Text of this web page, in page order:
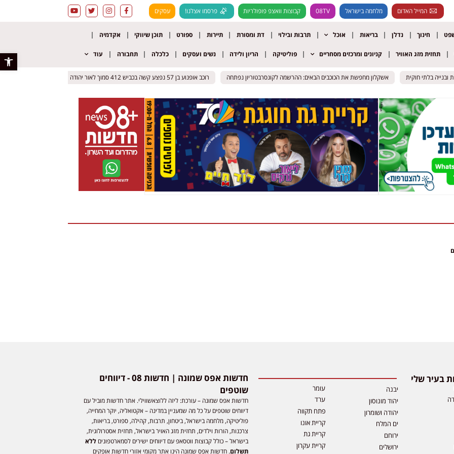
פתח
המייל האדום מלחמה בישראל 08TV קבוצות וואצפ פופולריות פרסמו אצלנו! עסקים
חינוך נדלן בריאות אוכל תרבות ובילוי דת ומסורת תיירות ספורט תוכן שיווקי אקדמיה
תחזית מזג האוויר קניונים ומרכזים מסחריים פוליטיקה הריון ולידה נשים ועסקים כלכלה תחבורה עוד
אשקלון מחפשת את הכוכבים הבאים: ההרשמה לקונסרבטוריון נפתחה
אשקלון מחפשת את הכוכבים הבאים: ההרשמה לקונסרבטוריון נפתחה רוכב אופנוע בן 57 נפצע קשה בכביש 412 סמוך לאור יהודה
רוכב אופנוע בן 57 נפצע קשה בכביש 412 סמוך לאור יהודה
בעיר שלי
יבנה
יהוד מונוסון
יהודה ושומרון
ים המלח
ירוחם
ירושלים
עומר
ערד
פתח תקווה
קריית אונו
קריית גת
קריית עקרון
חדשות אפס שמונה | חדשות 08 - דיווחים
שוטפים
חדשות אפס שמונה – עורכת: ליזה ללוצאשווילי. אתר חדשות מוביל עם
דיווחים שוטפים על כל מה שמעניין במדינה – אקטואליה, יוקר המחייה,
פוליטיקה, מלחמה בישראל, ביטחון, תרבות, קהילה, ספורט, בריאות,
צרכנות, הורות וילדים, תחזית מזג האויר בישראל, תחזית אסטרולוגית,
בישראל – כולל קבוצות ווטסאפ עם דיווחים ישירים לסמארטפוניםללא
תשלום. חדשות אפס שמונה הינו אתר מקומי אזורי חדשות אופקים